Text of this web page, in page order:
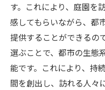
す。これにより、庭園を
感してもらいながら、都
提供することができるの
選ぶことで、都市の生態
能です。これにより、持
間を創出し、訪れる人々